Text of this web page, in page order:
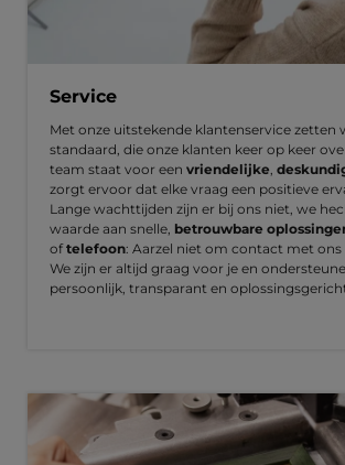
Service
Met onze uitstekende klantenservice zetten
standaard, die onze klanten keer op keer
team staat voor een vriendelijke,
zorgt ervoor dat elke vraag een positieve
Lange wachttijden zijn er bij ons niet, we
waarde aan snelle, betrouwbare
oftelefoon: Aarzel niet om contact met ons
We zijn er altijd graag voor je en
persoonlijk, transparant en